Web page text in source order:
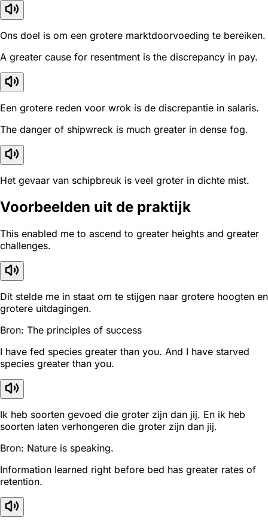
Ons doel is om een grotere marktdoorvoeding te bereiken.
A greater cause for resentment is the discrepancy in pay.
Een grotere reden voor wrok is de discrepantie in salaris.
The danger of shipwreck is much greater in dense fog.
Het gevaar van schipbreuk is veel groter in dichte mist.
Voorbeelden uit de praktijk
This enabled me to ascend to greater heights and greater
challenges.
Dit stelde me in staat om te stijgen naar grotere hoogten en
grotere uitdagingen.
Bron: The principles of success
I have fed species greater than you. And I have starved
species greater than you.
Ik heb soorten gevoed die groter zijn dan jij. En ik heb
soorten laten verhongeren die groter zijn dan jij.
Bron: Nature is speaking.
Information learned right before bed has greater rates of
retention.